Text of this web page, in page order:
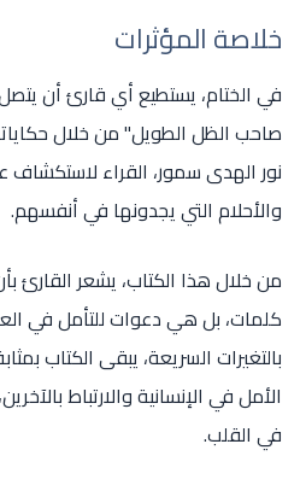
خلاصة المؤثرات
في الختام، يستطيع أي قارئ أن
صاحب الظل الطويل" من خلال
نور الهدى سمور، القراء لاستكشاف
والأحلام التي يجدونها في أنفسهم.
من خلال هذا الكتاب، يشعر القارئ
كلمات، بل هي دعوات للتأمل في
بالتغيرات السريعة، يبقى الكتاب
الأمل في الإنسانية والارتباط
في القلب.